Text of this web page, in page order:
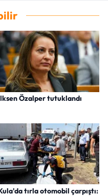
Özalper tutuklandı
tırla otomobil çarpıştı: